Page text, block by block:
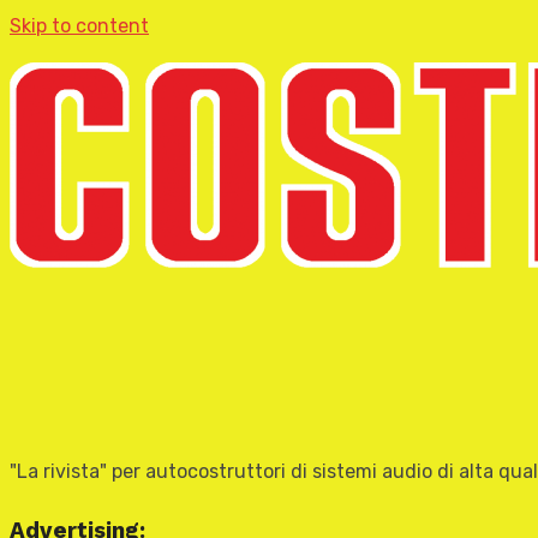
Skip to content
"La rivista" per autocostruttori di sistemi audio di alta
Advertising: